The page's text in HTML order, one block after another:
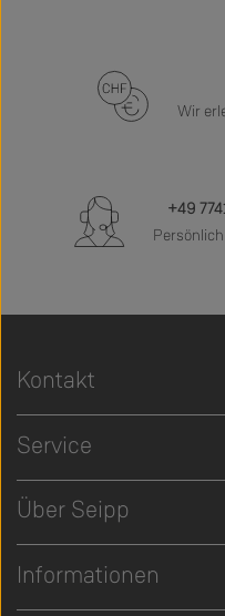
Wir
+49
Kontakt
Service
Über Seipp
Informationen